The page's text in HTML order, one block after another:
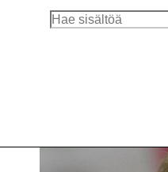
Search